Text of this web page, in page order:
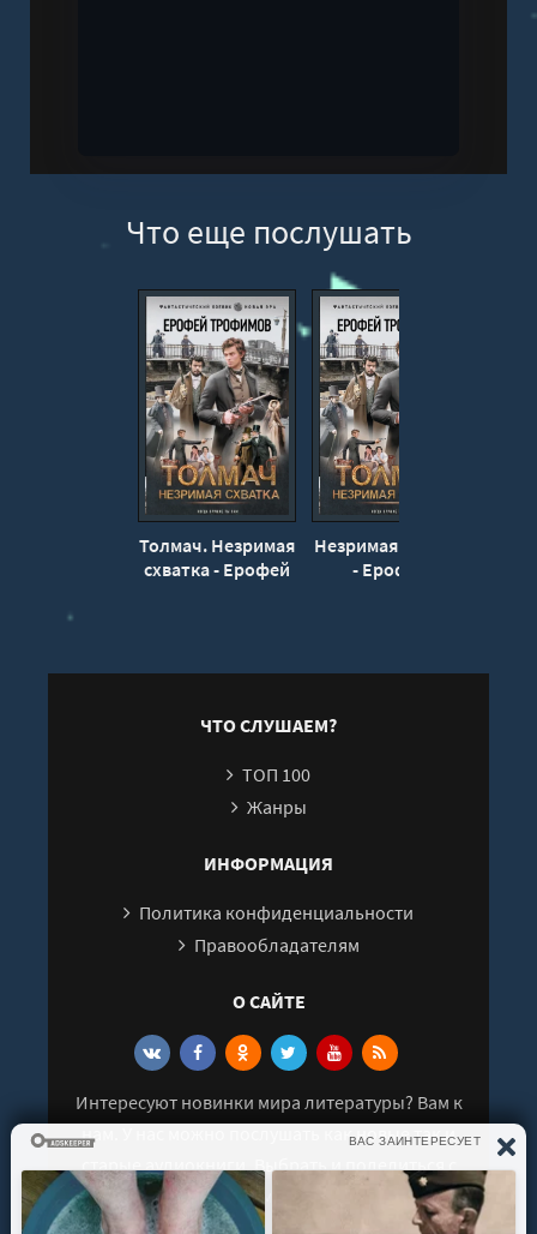
Что еще послушать
Толмач. Незримая
схватка - Ерофей
Незримая схватка
- Ерофей
ЧТО СЛУШАЕМ?
ТОП 100
Жанры
ИНФОРМАЦИЯ
Политика конфиденциальности
Правообладателям
О САЙТЕ
Интересуют новинки мира литературы? Вам к
нам. У нас можно послушать как новые так и
старые аудиокниги. Выбрать и поделиться с
друзьями лучшими аудиокнигами!